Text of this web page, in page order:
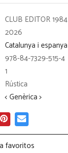
CLUB EDITOR 1984
2026
Catalunya i espanya
978-84-7329-515-4
1
Rústica
< Genèrica >
favoritos